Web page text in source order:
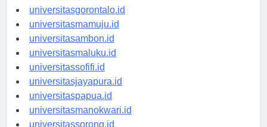
universitaskendari.id
universitasgorontalo.id
universitasmamuju.id
universitasambon.id
universitasmaluku.id
universitassofifi.id
universitasjayapura.id
universitaspapua.id
universitasmanokwari.id